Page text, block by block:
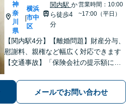
神
奈
川
県
|
横浜
市中
区
関内駅 か
ら徒歩4
分
営業時間：10:00
~17:00（平日）
【関内駅4分】【離婚問題】財産分与、
慰謝料、親権など幅広く対応できます
【交通事故】「保険会社の提示額に納
まい困惑している」などご相談くださ
い！【分割払いOK】【初回面談60分無
料】【休日・夜間面談可】
メールでお問い合わせ